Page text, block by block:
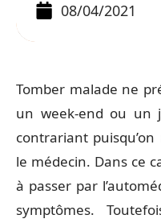
08/04/2021
Tomber malade ne
un week-end ou un
contrariant
le médecin. Dans ce
à passer par
symptômes.